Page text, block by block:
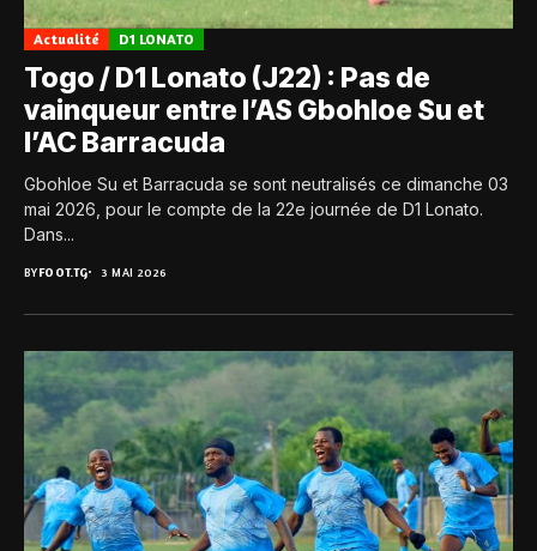
Actualité D1 LONATO
Togo / D1 Lonato (J22) : Pas de
vainqueur entre l’AS Gbohloe Su et
l’AC Barracuda
Gbohloe Su et Barracuda se sont neutralisés ce dimanche 03
mai 2026, pour le compte de la 22e journée de D1 Lonato.
Dans...
BYFOOT.TG 3 MAI 2026